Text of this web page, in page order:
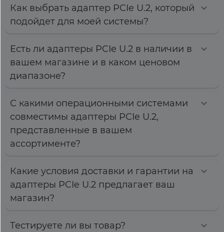
Как выбрать адаптер PCIe U.2, который
подойдет для моей системы?
Есть ли адаптеры PCIe U.2 в наличии в
вашем магазине и в каком ценовом
диапазоне?
С какими операционными системами
совместимы адаптеры PCIe U.2,
представленные в вашем
ассортименте?
Какие условия доставки и гарантии на
адаптеры PCIe U.2 предлагает ваш
магазин?
Тестируете ли вы товар?